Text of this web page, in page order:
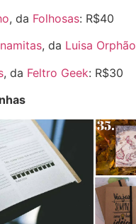
, da Folhosas: R$40
, da Luisa Orphão
, da Feltro Geek: R$30